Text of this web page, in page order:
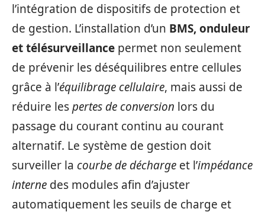
l’intégration de dispositifs de protection et
de gestion. L’installation d’un BMS, onduleur
et télésurveillance permet non seulement
de prévenir les déséquilibres entre cellules
grâce à l’équilibrage cellulaire, mais aussi de
réduire lespertes de conversion lors du
passage du courant continu au courant
alternatif. Le système de gestion doit
surveiller la courbe de décharge et l’impédance
interne des modules afin d’ajuster
automatiquement les seuils de charge et